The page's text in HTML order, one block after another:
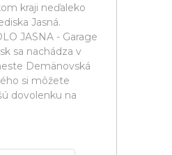
kraji neďaleko
Jasná.
JASNA - Garage
sa nachádza v
Demänovská
si môžete
dovolenku na